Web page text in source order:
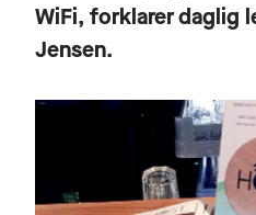
WiFi, forklarer daglig
Jensen.